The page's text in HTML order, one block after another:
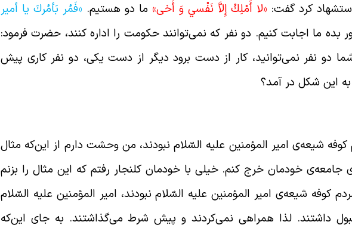
کرد گفت: «لا أَمْلِكُ إِلاَّ نَفْسي وَ أَخی» ما دو هستیم. «فَمُر بَأمُركَ يا أمير
بده ما اجابت کنیم. دو نفر که نمی‌توانند حکومت را اداره کنند، حضرت فرمود:
دو نفر نمی‌توانید، کار از دست برود دیگر از دست یکی، دو نفر کاری پیش
این شکل در آمد؟
شیعه‌ی امیر المؤمنین علیه السّلام نبودند، من وحشت دارم از این‌که مثال
جامعه‌ی خودمان خرج کنم. خیلی با خودمان کلنجار رفتم که این مثال را بزنم
کوفه شیعه‌ی امیر المؤمنین علیه السّلام نبودند، امیر المؤمنین علیه السّلام
داشتند. لذا همراهی نمی‌کردند و پیش شرط می‌گذاشتند. به جای این‌که